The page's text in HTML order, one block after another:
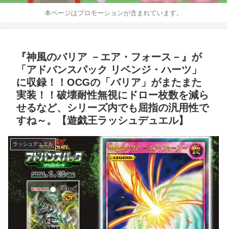
本ページはプロモーションが含まれています。
『神風のバリア －エア・フォース－』が
「アドバンスパック リベンジ・ハーツ」
に収録！！OCGの「バリア」がまたまた
実装！！破壊耐性無視にドロー枚数を減ら
せるなど、シリーズ内でも屈指の汎用性で
すね～。【遊戯王ラッシュデュエル】
ラッシュデュエル